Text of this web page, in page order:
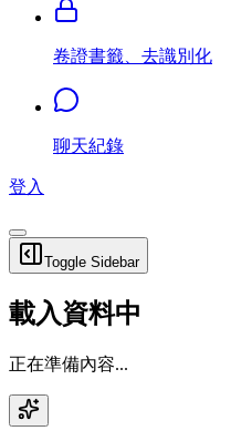
卷證書籤、去識別化
聊天紀錄
登入
Toggle Sidebar
載入資料中
正在準備內容...